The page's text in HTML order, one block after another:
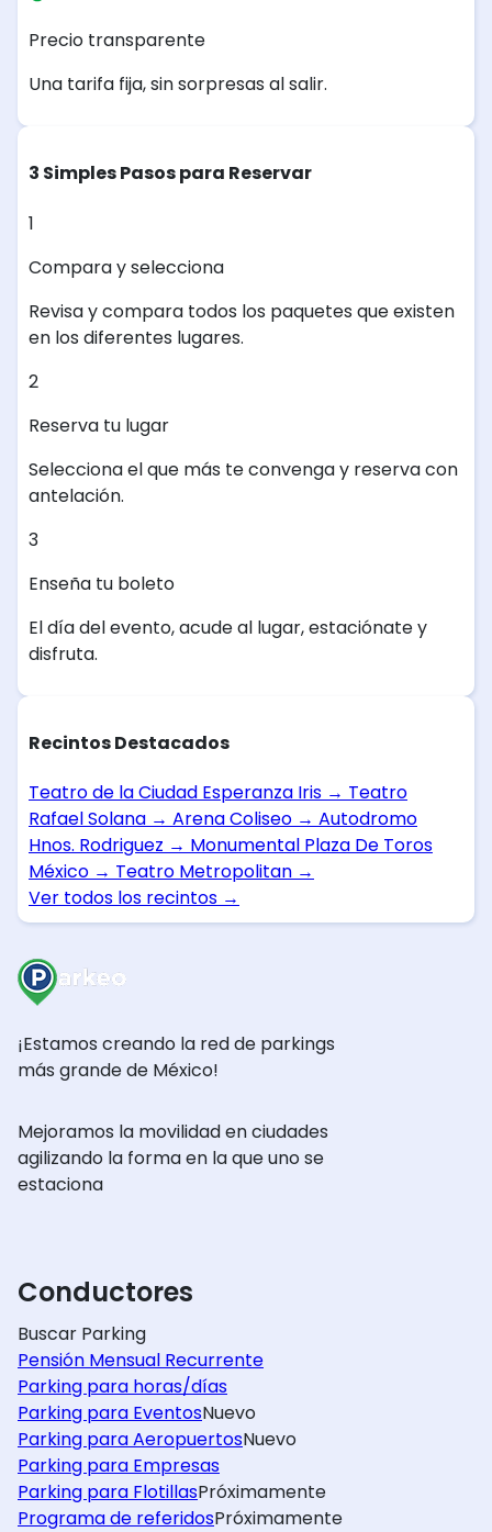
Precio transparente
Una tarifa fija, sin sorpresas al salir.
3 Simples Pasos para Reservar
1
Compara y selecciona
Revisa y compara todos los paquetes que existen
en los diferentes lugares.
2
Reserva tu lugar
Selecciona el que más te convenga y reserva con
antelación.
3
Enseña tu boleto
El día del evento, acude al lugar, estaciónate y
disfruta.
Recintos Destacados
Teatro de la Ciudad Esperanza Iris → Teatro
Rafael Solana → Arena Coliseo → Autodromo
Hnos. Rodriguez → Monumental Plaza De Toros
México → Teatro Metropolitan →
Ver todos los recintos →
¡Estamos creando la red de parkings
más grande de México!
Mejoramos la movilidad en ciudades
agilizando la forma en la que uno se
estaciona
Conductores
Buscar Parking
Pensión Mensual Recurrente
Parking para horas/días
Parking para EventosNuevo
Parking para AeropuertosNuevo
Parking para Empresas
Parking para FlotillasPróximamente
Programa de referidosPróximamente